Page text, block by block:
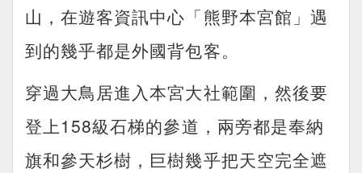
山，在遊客資訊中心「熊野本宮館」遇
到的幾乎都是外國背包客。
穿過大鳥居進入本宮大社範圍，然後要
登上158級石梯的參道，兩旁都是奉納
旗和參天杉樹，巨樹幾乎把天空完全遮